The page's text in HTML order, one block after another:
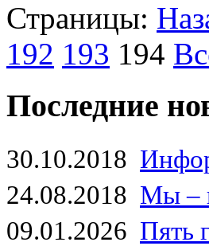
Страницы:
192 193 194
Последние
30.10.2018
24.08.2018 Мы –
09.01.2026 Пять